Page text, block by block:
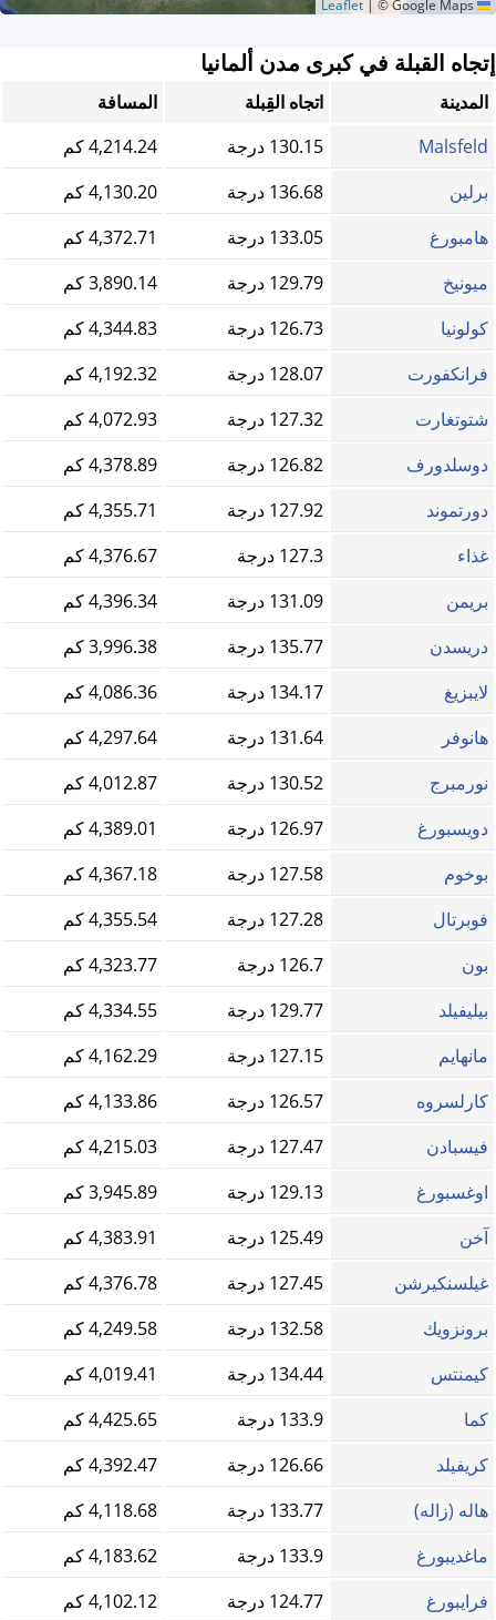
© Google Maps
إتجاه القبلة في كبرى مدن ألمانيا
المدينة اتجاه القِبلة
المسافة
Malsfeld
130.15 درجة
4,214.24 كم
برلين
136.68 درجة
4,130.20 كم
هامبورغ
133.05 درجة
4,372.71 كم
ميونيخ
129.79 درجة
3,890.14 كم
كولونيا
126.73 درجة
4,344.83 كم
فرانكفورت
128.07 درجة
4,192.32 كم
شتوتغارت
127.32 درجة
4,072.93 كم
دوسلدورف
126.82 درجة
4,378.89 كم
دورتموند
127.92 درجة
4,355.71 كم
غذاء
127.3 درجة
4,376.67 كم
بريمن
131.09 درجة
4,396.34 كم
دريسدن
135.77 درجة
3,996.38 كم
لايبزيغ
134.17 درجة
4,086.36 كم
هانوفر
131.64 درجة
4,297.64 كم
نورمبرج
130.52 درجة
4,012.87 كم
دويسبورغ
126.97 درجة
4,389.01 كم
بوخوم
127.58 درجة
4,367.18 كم
فوبرتال
127.28 درجة
4,355.54 كم
بون
126.7 درجة
4,323.77 كم
بيليفيلد
129.77 درجة
4,334.55 كم
مانهايم
127.15 درجة
4,162.29 كم
كارلسروه
126.57 درجة
4,133.86 كم
فيسبادن
127.47 درجة
4,215.03 كم
اوغسبورغ
129.13 درجة
3,945.89 كم
آخن
125.49 درجة
4,383.91 كم
غيلسنكيرشن
127.45 درجة
4,376.78 كم
برونزويك
132.58 درجة
4,249.58 كم
كيمنتس
134.44 درجة
4,019.41 كم
كما
133.9 درجة
4,425.65 كم
كريفيلد
126.66 درجة
4,392.47 كم
هاله (زاله)
133.77 درجة
4,118.68 كم
ماغديبورغ
133.9 درجة
4,183.62 كم
فرايبورغ
124.77 درجة
4,102.12 كم